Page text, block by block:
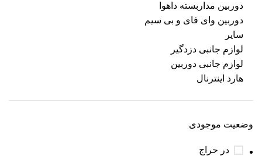
دوربین مداربسته داهوا
دوربین وای فای و بی سیم
سایر
لوازم جانبی دزدگیر
لوازم جانبی دوربین
هارد اینترنال
وضعیت موجودی
در حراج